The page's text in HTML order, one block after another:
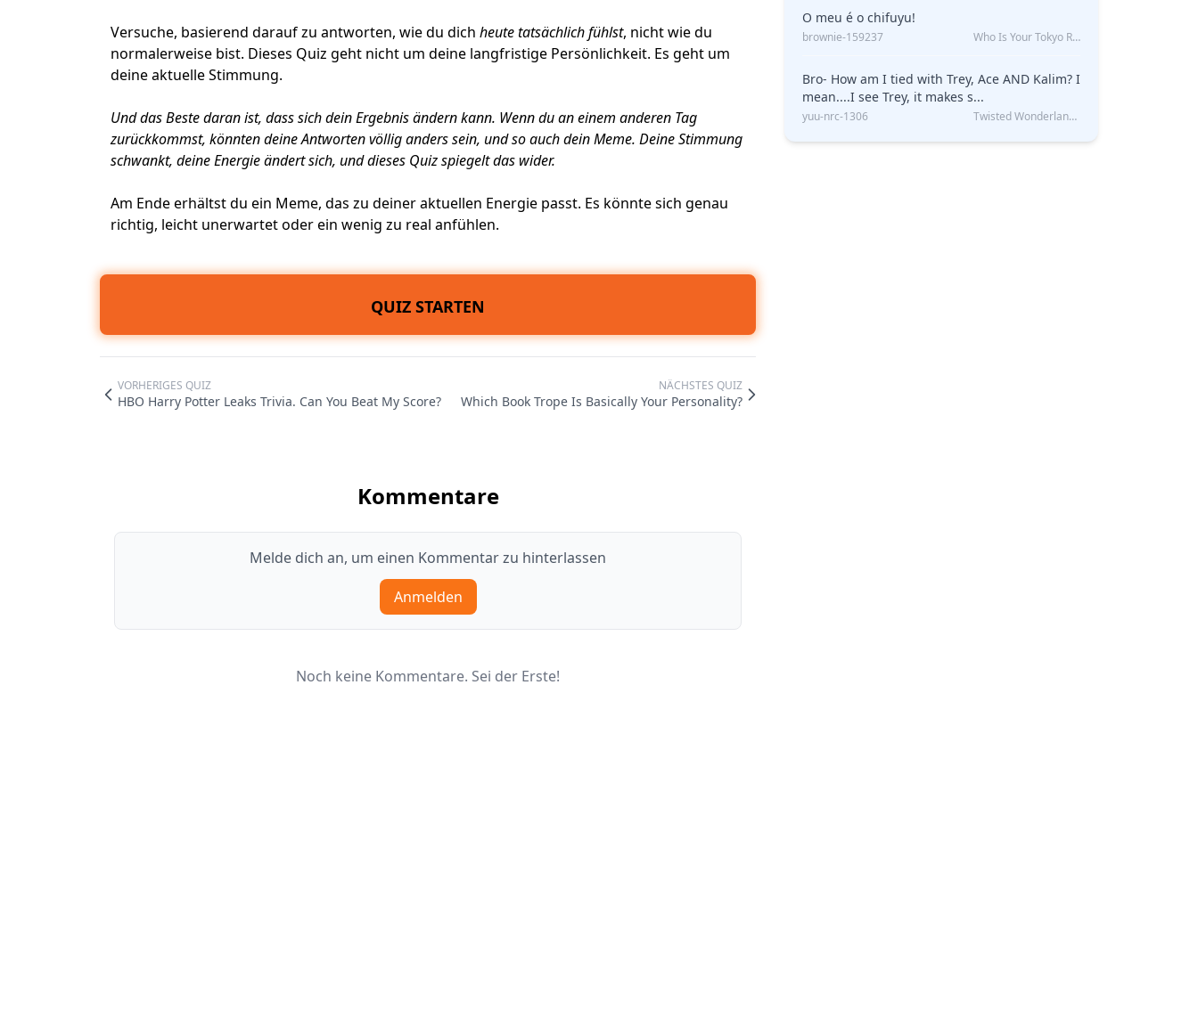
Versuche, basierend darauf zu antworten, wie du dich heute tatsächlich fühlst, nicht wie du
normalerweise bist. Dieses Quiz geht nicht um deine langfristige Persönlichkeit. Es geht um
deine aktuelle Stimmung.
Und das Beste daran ist, dass sich dein Ergebnis ändern kann. Wenn du an einem anderen Tag
zurückkommst, könnten deine Antworten völlig anders sein, und so auch dein Meme. Deine Stimmung
schwankt, deine Energie ändert sich, und dieses Quiz spiegelt das wider.
Am Ende erhältst du ein Meme, das zu deiner aktuellen Energie passt. Es könnte sich genau
richtig, leicht unerwartet oder ein wenig zu real anfühlen.
QUIZ STARTEN
VORHERIGES QUIZ
HBO Harry Potter Leaks Trivia. Can You Beat My Score?
NÄCHSTES QUIZ
Which Book Trope Is Basically Your Personality?
Kommentare
Melde dich an, um einen Kommentar zu hinterlassen
Anmelden
Noch keine Kommentare. Sei der Erste!
O meu é o chifuyu!
brownie-159237 Who Is Your Tokyo Revengers Boyfriend?
Bro- How am I tied with Trey, Ace AND Kalim? I
mean....I see Trey, it makes s...
yuu-nrc-1306 Twisted Wonderland Kin Quiz